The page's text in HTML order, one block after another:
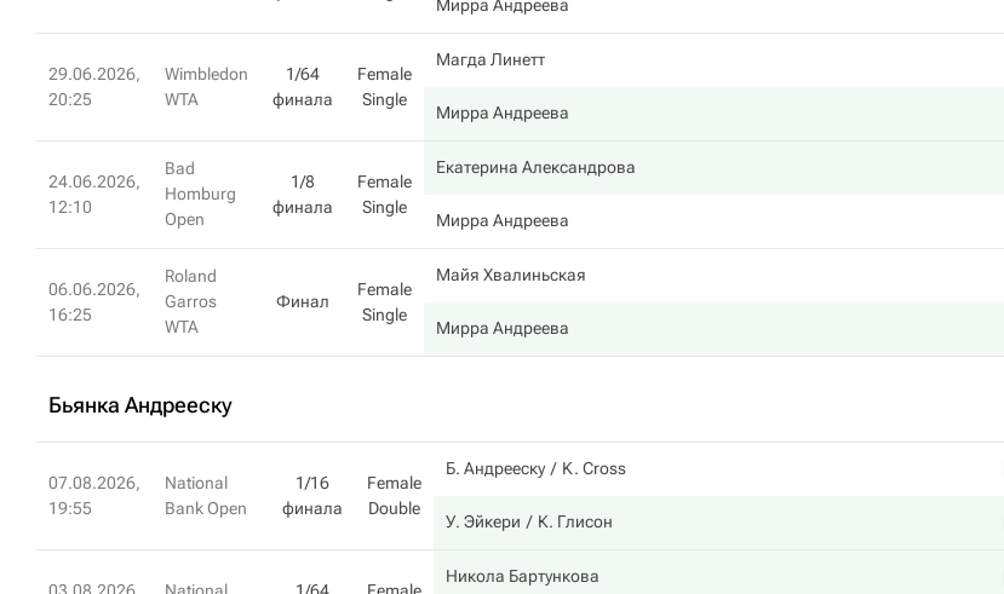
Мирра Андреева
29.06.2026,
20:25
Wimbledon
WTA
1/64
финала
Female
Single
Магда Линетт
Мирра Андреева
24.06.2026,
12:10
Bad
Homburg
Open
1/8
финала
Female
Single
Екатерина Александрова
Мирра Андреева
06.06.2026,
16:25
Roland
Garros
WTA
Финал
Female
Single
Майя Хвалиньская
Мирра Андреева
Бьянка Андрееску
07.08.2026,
19:55
National
Bank Open
1/16
финала
Female
Double
Б. Андрееску K. Cross
У. Эйкери К. Глисон
Никола Бартункова